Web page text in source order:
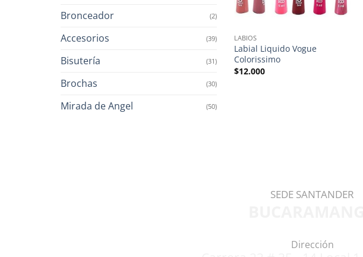
Bronceador (2)
Accesorios (39)
Bisutería (31)
Brochas (30)
Mirada de Angel (50)
LABIOS
Labial Liquido Vogue
Colorissimo
$12.000
SEDE SANTANDER
Dirección